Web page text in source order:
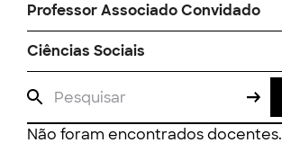
Professor Associado Convidado
Ciências Sociais
Não foram encontrados docentes.